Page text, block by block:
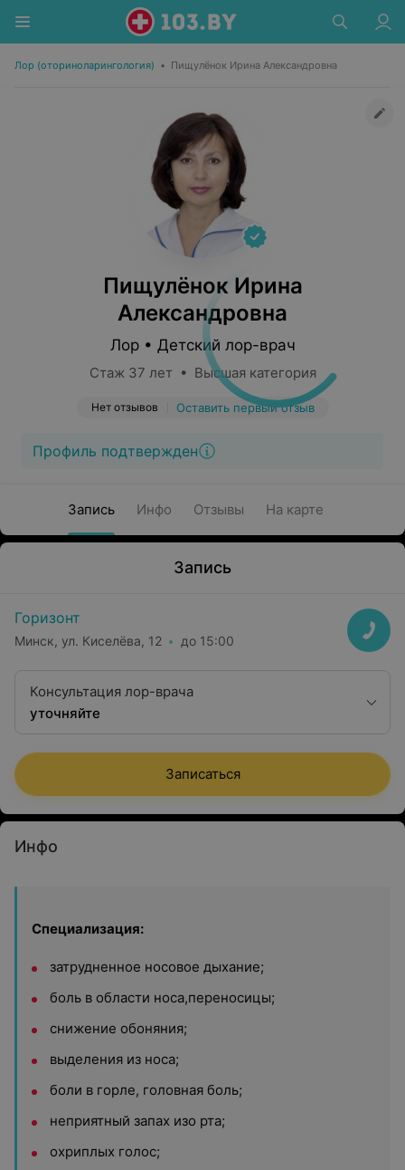
Лор (оториноларингология) • Пищулёнок Ирина Александровна
Пищулёнок Ирина
Александровна
Лор • Детский лор-врач
Стаж 37 лет • Высшая категория
Нет отзывов Оставить первый отзыв
Профиль подтвержден
Запись Инфо Отзывы На карте
Запись
Горизонт
Минск, ул. Киселёва, 12 до 15:00
Консультация лор-врача
уточняйте
Записаться
Инфо
Специализация:
затрудненное носовое дыхание;
боль в области носа,переносицы;
снижение обоняния;
выделения из носа;
боли в горле, головная боль;
неприятный запах изо рта;
охриплых голос;